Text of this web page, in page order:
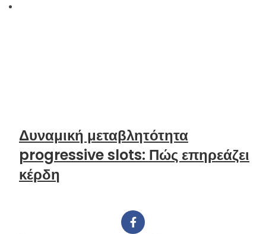
Δυναμική μεταβλητότητα
progressive slots: Πώς επηρεάζει
κέρδη